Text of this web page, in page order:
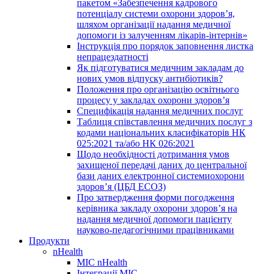
пакетом «Забезпечення кадрового
потенціалу системи охорони здоров’я,
шляхом організації надання медичної
допомоги із залученням лікарів-інтернів»
Інструкція про порядок заповнення листка
непрацездатності
Як підготуватися медичним закладам до
нових умов відпуску антибіотиків?
Положення про організацію освітнього
процесу у закладах охорони здоров’я
Специфікація надання медичних послуг
Таблиця співставлення медичних послуг з
кодами національних класифікаторів НК
025:2021 та/або НК 026:2021
Щодо необхідності дотримання умов
захищеної передачі даних до центральної
бази даних електронної системиохорони
здоров’я (ЦБД ЕСОЗ)
Про затвердження форми погодження
керівника закладу охорони здоров’я на
надання медичної допомоги пацієнту
науково-педагогічними працівниками
Продукти
nHealth
МІС nHealth